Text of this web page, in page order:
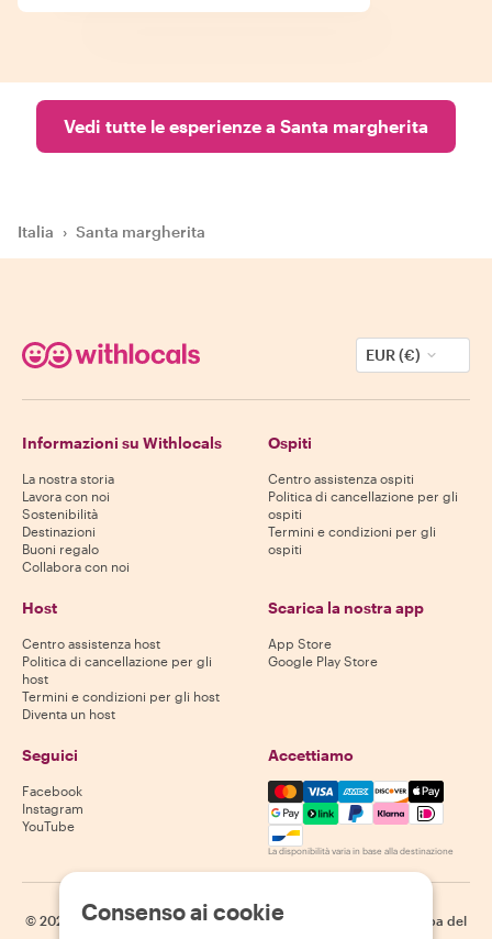
Vedi tutte le esperienze a Santa margherita
Italia › Santa margherita
EUR (€)
Informazioni su Withlocals
La nostra storia
Lavora con noi
Sostenibilità
Destinazioni
Buoni regalo
Collabora con noi
Ospiti
Centro assistenza ospiti
Politica di cancellazione per gli
ospiti
Termini e condizioni per gli
ospiti
Host
Centro assistenza host
Politica di cancellazione per gli
host
Termini e condizioni per gli host
Diventa un host
Scarica la nostra app
App Store
Google Play Store
Seguici
Facebook
Instagram
YouTube
Accettiamo
Mastercard, Visa, Amex,
La disponibilità varia in base alla destinazione
© 2026 Withlocals.com | Informativa sulla privacy
Mappa del
Consenso ai cookie